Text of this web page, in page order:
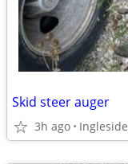
Skid steer auger
3h ago Ingleside